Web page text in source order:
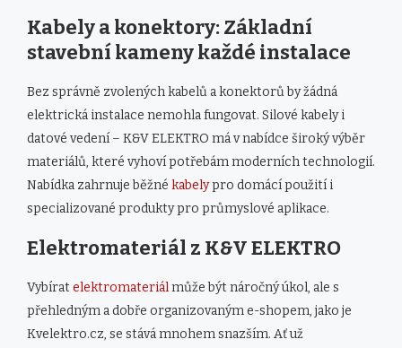
Kabely a konektory: Základní
stavební kameny každé instalace
Bez správně zvolených kabelů a konektorů by žádná
elektrická instalace nemohla fungovat. Silové kabely i
datové vedení – K&V ELEKTRO má v nabídce široký výběr
materiálů, které vyhoví potřebám moderních technologií.
Nabídka zahrnuje běžné kabelypro domácí použití i
specializované produkty pro průmyslové aplikace.
Elektromateriál z K&V ELEKTRO
Vybíratelektromateriálmůže být náročný úkol, ale s
přehledným a dobře organizovaným e-shopem, jako je
Kvelektro.cz, se stává mnohem snazším. Ať už